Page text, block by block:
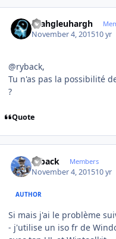
rhahgleuhargh
November 4, 201510 yr
@ryback,
Tu n'as pas la possibilité
?
Quote
ryback Members
November 4, 201510 yr
AUTHOR
Si mais j'ai le problème
- j'utilise un iso fr de